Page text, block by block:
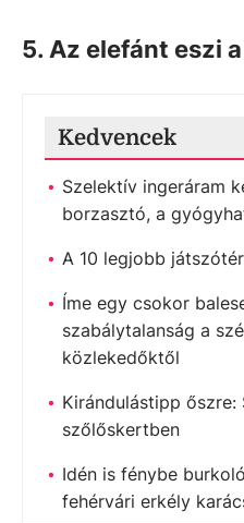
5. Az elefánt eszi
Kedvencek
Szelektív ingeráram
borzasztó, a
A 10 legjobb
Íme egy csokor
szabálytalanság a
közlekedőktől
Kirándulástipp
szőlőskertben
Idén is fénybe
fehérvári erkély